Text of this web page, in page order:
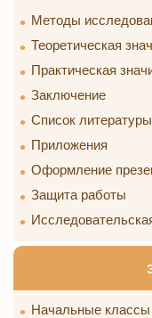
Методы
Теоретическая
Практическая
Заключение
Список литературы
Приложения
Оформление
Защита работы
Начальные классы